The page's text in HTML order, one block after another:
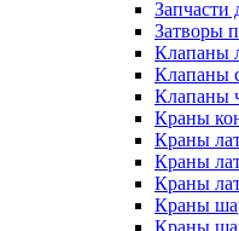
Запчасти
Затворы
Клапаны
Клапаны
Клапаны
Краны
Краны
Краны
Краны
Краны
Краны